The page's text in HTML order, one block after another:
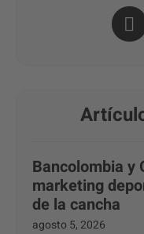
Bancolombia y
marketing
de la cancha
agosto 5, 2026